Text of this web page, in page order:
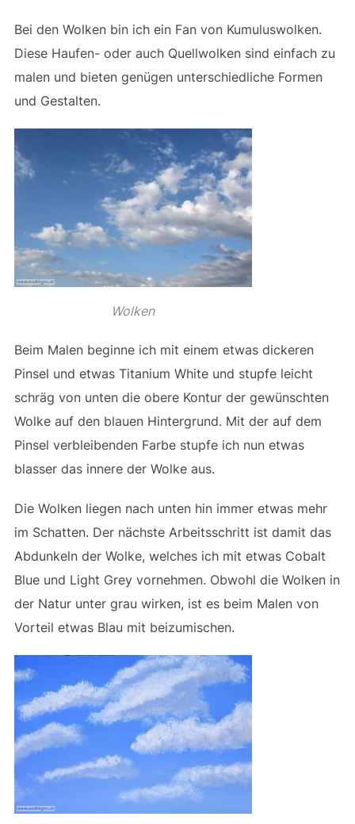
Bei den Wolken bin ich ein Fan von Kumuluswolken.
Diese Haufen- oder auch Quellwolken sind einfach zu
malen und bieten genügen unterschiedliche Formen
und Gestalten.
Wolken
Beim Malen beginne ich mit einem etwas dickeren
Pinsel und etwas Titanium White und stupfe leicht
schräg von unten die obere Kontur der gewünschten
Wolke auf den blauen Hintergrund. Mit der auf dem
Pinsel verbleibenden Farbe stupfe ich nun etwas
blasser das innere der Wolke aus.
Die Wolken liegen nach unten hin immer etwas mehr
im Schatten. Der nächste Arbeitsschritt ist damit das
Abdunkeln der Wolke, welches ich mit etwas Cobalt
Blue und Light Grey vornehmen. Obwohl die Wolken in
der Natur unter grau wirken, ist es beim Malen von
Vorteil etwas Blau mit beizumischen.